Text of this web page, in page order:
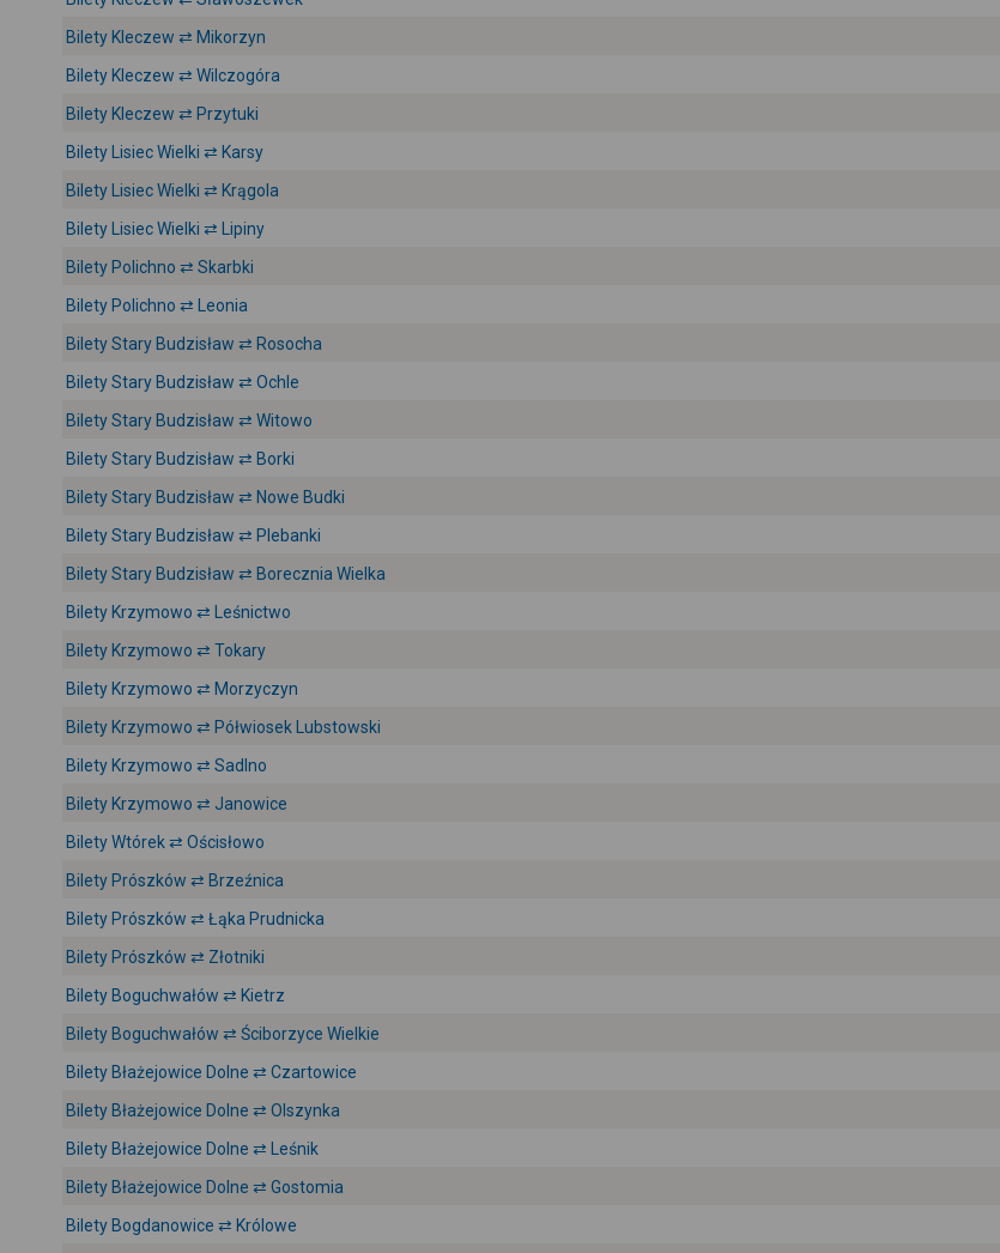
Bilety Kleczew ⇄ Mikorzyn
Bilety Kleczew ⇄ Wilczogóra
Bilety Kleczew ⇄ Przytuki
Bilety Lisiec Wielki ⇄ Karsy
Bilety Lisiec Wielki ⇄ Krągola
Bilety Lisiec Wielki ⇄ Lipiny
Bilety Polichno ⇄ Skarbki
Bilety Polichno ⇄ Leonia
Bilety Stary Budzisław ⇄ Rosocha
Bilety Stary Budzisław ⇄ Ochle
Bilety Stary Budzisław ⇄ Witowo
Bilety Stary Budzisław ⇄ Borki
Bilety Stary Budzisław ⇄ Nowe Budki
Bilety Stary Budzisław ⇄ Plebanki
Bilety Stary Budzisław ⇄ Borecznia Wielka
Bilety Krzymowo ⇄ Leśnictwo
Bilety Krzymowo ⇄ Tokary
Bilety Krzymowo ⇄ Morzyczyn
Bilety Krzymowo ⇄ Półwiosek Lubstowski
Bilety Krzymowo ⇄ Sadlno
Bilety Krzymowo ⇄ Janowice
Bilety Wtórek ⇄ Ościsłowo
Bilety Prószków ⇄ Brzeźnica
Bilety Prószków ⇄ Łąka Prudnicka
Bilety Prószków ⇄ Złotniki
Bilety Boguchwałów ⇄ Kietrz
Bilety Boguchwałów ⇄ Ściborzyce Wielkie
Bilety Błażejowice Dolne ⇄ Czartowice
Bilety Błażejowice Dolne ⇄ Olszynka
Bilety Błażejowice Dolne ⇄ Leśnik
Bilety Błażejowice Dolne ⇄ Gostomia
Bilety Bogdanowice ⇄ Królowe